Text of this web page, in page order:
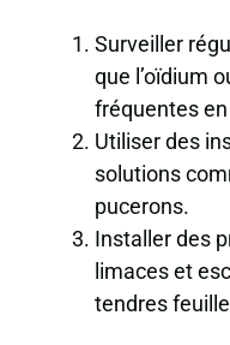
Surveiller
que l’oïdium
fréquentes
Utiliser des
solutions
pucerons.
Installer des
limaces et
tendres